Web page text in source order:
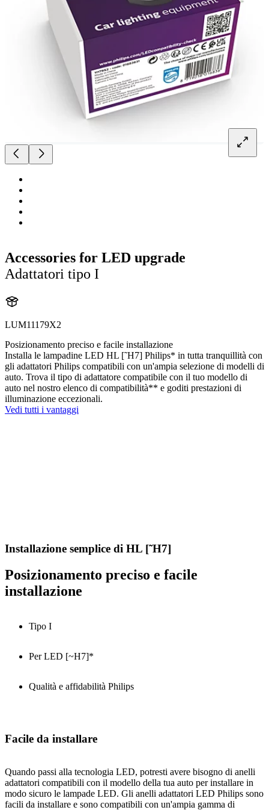
Accessories for LED upgrade
Adattatori tipo I
LUM11179X2
Posizionamento preciso e facile installazione
Installa le lampadine LED HL [˜H7] Philips* in tutta tranquillità con
gli adattatori Philips compatibili con un'ampia selezione di modelli di
auto. Trova il tipo di adattatore compatibile con il tuo modello di
auto nel nostro elenco di compatibilità** e goditi prestazioni di
illuminazione eccezionali.
Vedi tutti i vantaggi
Installazione semplice di HL [˜H7]
Posizionamento preciso e facile
installazione
Tipo I
Per LED [~H7]*
Qualità e affidabilità Philips
Facile da installare
Quando passi alla tecnologia LED, potresti avere bisogno di anelli
adattatori compatibili con il modello della tua auto per installare in
modo sicuro le lampade LED. Gli anelli adattatori LED Philips sono
facili da installare e sono compatibili con un'ampia gamma di